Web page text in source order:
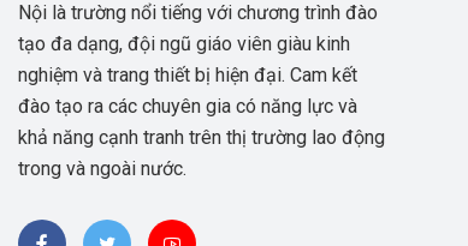
Nội là trường nổi tiếng với chương trình đào
tạo đa dạng, đội ngũ giáo viên giàu kinh
nghiệm và trang thiết bị hiện đại. Cam kết
đào tạo ra các chuyên gia có năng lực và
khả năng cạnh tranh trên thị trường lao động
trong và ngoài nước.